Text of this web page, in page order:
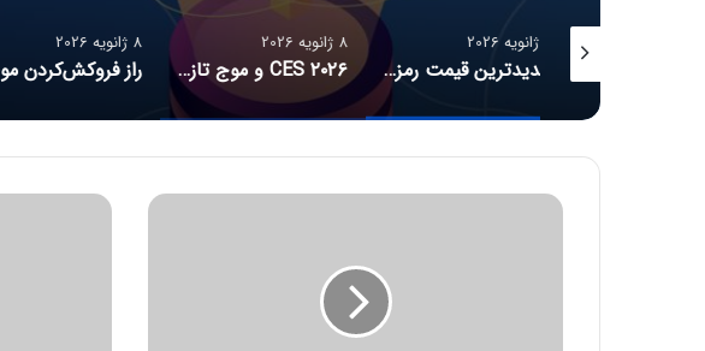
8 ژانویه 2026
CES ۲۰۲۶ و موج تازه سلامت دیجیتال؛ ترازوهای هوشمند، کنترل آلرژی و زیبایی با نور
8 ژانویه 2026 8 ژانویه 2026
ت
م